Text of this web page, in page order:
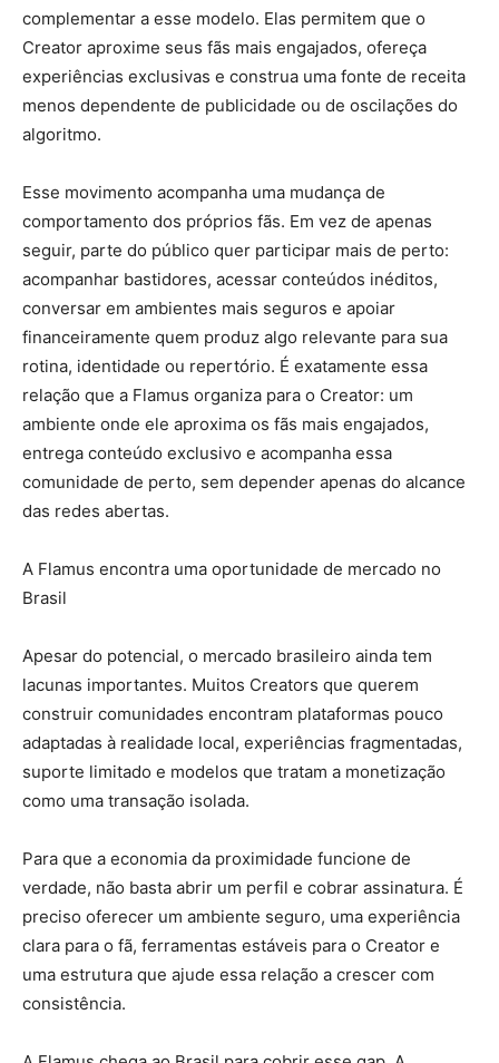
complementar a esse modelo. Elas permitem que o
Creator aproxime seus fãs mais engajados, ofereça
experiências exclusivas e construa uma fonte de receita
menos dependente de publicidade ou de oscilações do
algoritmo.
Esse movimento acompanha uma mudança de
comportamento dos próprios fãs. Em vez de apenas
seguir, parte do público quer participar mais de perto:
acompanhar bastidores, acessar conteúdos inéditos,
conversar em ambientes mais seguros e apoiar
financeiramente quem produz algo relevante para sua
rotina, identidade ou repertório. É exatamente essa
relação que a Flamus organiza para o Creator: um
ambiente onde ele aproxima os fãs mais engajados,
entrega conteúdo exclusivo e acompanha essa
comunidade de perto, sem depender apenas do alcance
das redes abertas.
A Flamus encontra uma oportunidade de mercado no
Brasil
Apesar do potencial, o mercado brasileiro ainda tem
lacunas importantes. Muitos Creators que querem
construir comunidades encontram plataformas pouco
adaptadas à realidade local, experiências fragmentadas,
suporte limitado e modelos que tratam a monetização
como uma transação isolada.
Para que a economia da proximidade funcione de
verdade, não basta abrir um perfil e cobrar assinatura. É
preciso oferecer um ambiente seguro, uma experiência
clara para o fã, ferramentas estáveis para o Creator e
uma estrutura que ajude essa relação a crescer com
consistência.